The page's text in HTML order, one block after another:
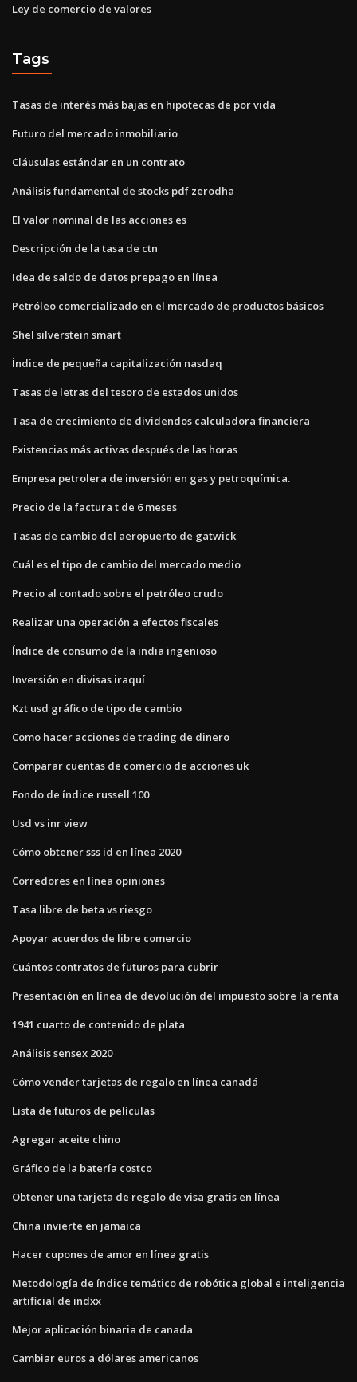
Ley de comercio de valores
Tags
Tasas de interés más bajas en hipotecas de por vida
Futuro del mercado inmobiliario
Cláusulas estándar en un contrato
Análisis fundamental de stocks pdf zerodha
El valor nominal de las acciones es
Descripción de la tasa de ctn
Idea de saldo de datos prepago en línea
Petróleo comercializado en el mercado de productos básicos
Shel silverstein smart
Índice de pequeña capitalización nasdaq
Tasas de letras del tesoro de estados unidos
Tasa de crecimiento de dividendos calculadora financiera
Existencias más activas después de las horas
Empresa petrolera de inversión en gas y petroquímica.
Precio de la factura t de 6 meses
Tasas de cambio del aeropuerto de gatwick
Cuál es el tipo de cambio del mercado medio
Precio al contado sobre el petróleo crudo
Realizar una operación a efectos fiscales
Índice de consumo de la india ingenioso
Inversión en divisas iraquí
Kzt usd gráfico de tipo de cambio
Como hacer acciones de trading de dinero
Comparar cuentas de comercio de acciones uk
Fondo de índice russell 100
Usd vs inr view
Cómo obtener sss id en línea 2020
Corredores en línea opiniones
Tasa libre de beta vs riesgo
Apoyar acuerdos de libre comercio
Cuántos contratos de futuros para cubrir
Presentación en línea de devolución del impuesto sobre la renta
1941 cuarto de contenido de plata
Análisis sensex 2020
Cómo vender tarjetas de regalo en línea canadá
Lista de futuros de películas
Agregar aceite chino
Gráfico de la batería costco
Obtener una tarjeta de regalo de visa gratis en línea
China invierte en jamaica
Hacer cupones de amor en línea gratis
Metodología de índice temático de robótica global e inteligencia
artificial de indxx
Mejor aplicación binaria de canada
Cambiar euros a dólares americanos